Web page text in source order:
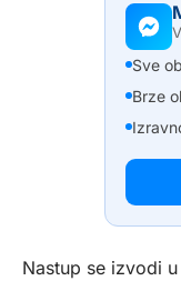
Sve
Brze
Nastup se izvodi